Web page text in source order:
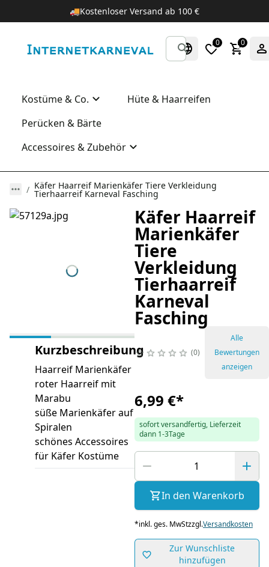
🚚Kostenloser Versand ab 100 €
0 0
Kostüme & Co.
Hüte & Haarreifen
Perücken & Bärte
Accessoires & Zubehör
Käfer Haarreif Marienkäfer Tiere Verkleidung
Tierhaarreif Karneval Fasching
Kurzbeschreibung
Haarreif Marienkäfer
roter Haarreif mit
Marabu
süße Marienkäfer auf
Spiralen
schönes Accessoires
für Käfer Kostüme
Käfer Haarreif
Marienkäfer
Tiere
Verkleidung
Tierhaarreif
Karneval
Fasching
0
Alle
Bewertungen
anzeigen
6,99 €*
sofort versandfertig, Lieferzeit
dann 1-3Tage
In den Warenkorb
*inkl. ges. MwStzzgl.Versandkosten
Zur Wunschliste
hinzufügen